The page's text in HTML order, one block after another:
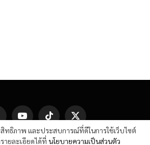
YouTube TikTok
X
(Twitter)
ทธิภาพ และประสบการณ์ที่ดีในการใช้เว็บไซต์
ยละเอียดได้ที่ นโยบายความเป็นส่วนตัว